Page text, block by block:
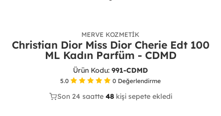
MERVE KOZMETIK
Christian Dior Miss Dior Cherie Edt 100
ML Kadın Parfüm - CDMD
Ürün Kodu: 991-CDMD
5.0 0 Değerlendirme
30
Son 24 saatte 48kişi sepete ekledi
Son 24 saatte14kişi satın aldı